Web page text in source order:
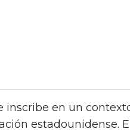
inscribe en un
estadounidense.